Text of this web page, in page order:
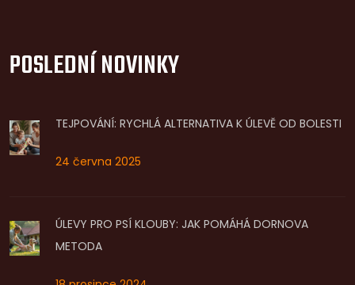
POSLEDNÍ NOVINKY
TEJPOVÁNÍ: RYCHLÁ ALTERNATIVA K ÚLEVĚ OD BOLESTI
24 června 2025
ÚLEVY PRO PSÍ KLOUBY: JAK POMÁHÁ DORNOVA
METODA